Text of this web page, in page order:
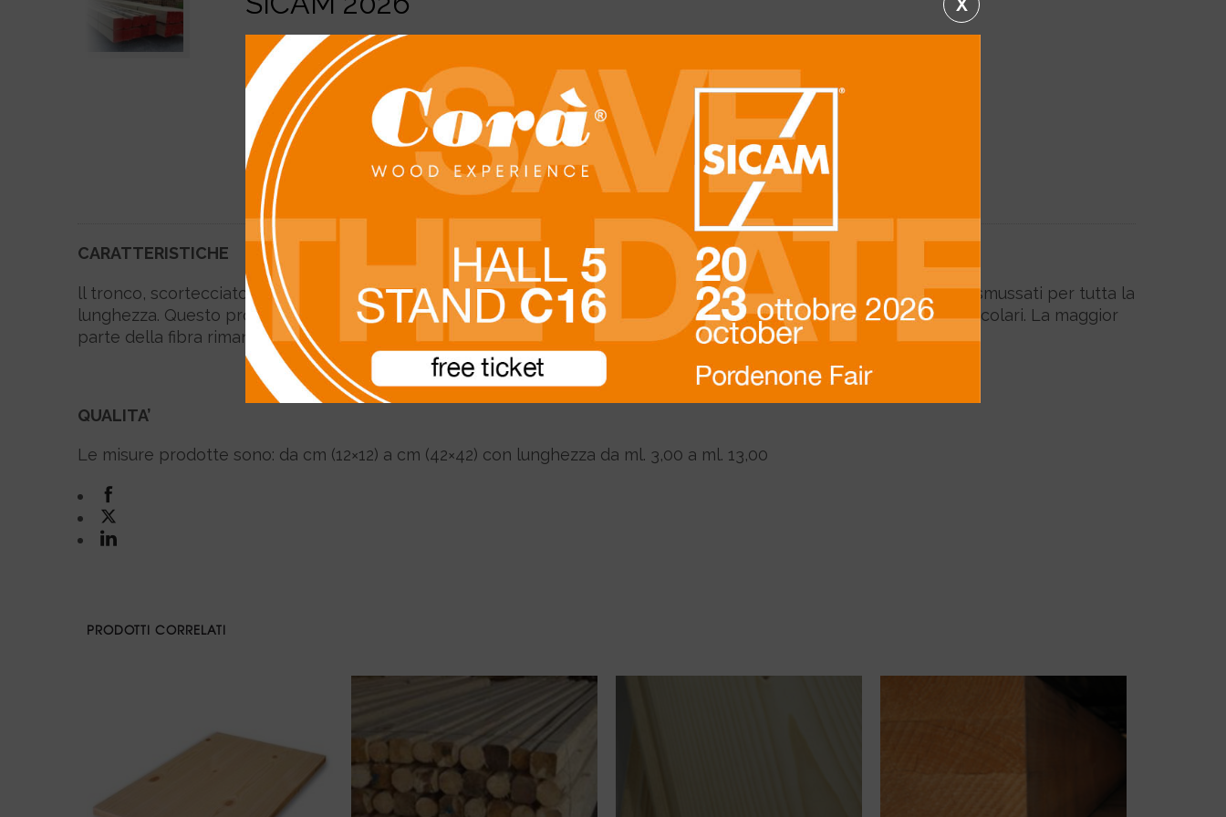
Descrizione
CARATTERISTICHE
ll tronco, scortecciato, viene lavorato con squadratura continua su quattro lati a sezione parallela. Mantiene i bordi smussati per tutta la
lunghezza. Questo prodotto è adatto a lavori di restauro, coperture, solai e dove siano richiesti risultati estetici particolari. La maggior
parte della fibra rimane intatta.
QUALITA’
Le misure prodotte sono: da cm (12×12) a cm (42×42) con lunghezza da ml. 3,00 a ml. 13,00
PRODOTTI CORRELATI
X